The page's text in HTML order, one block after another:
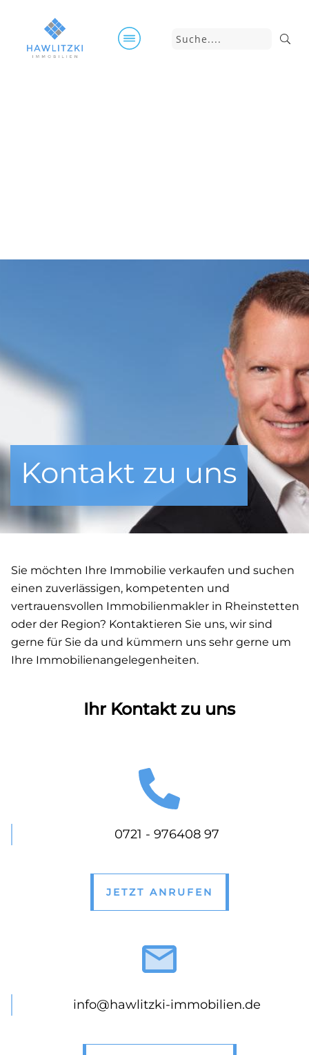
Kontakt zu uns
Sie möchten Ihre Immobilie verkaufen und suchen
einen zuverlässigen, kompetenten und
vertrauensvollen Immobilienmakler in Rheinstetten
oder der Region? Kontaktieren Sie uns, wir sind
gerne für Sie da und kümmern uns sehr gerne um
Ihre Immobilienangelegenheiten.
Ihr Kontakt zu uns
0721 - 976408 97
JETZT ANRUFEN
info@hawlitzki-immobilien.de